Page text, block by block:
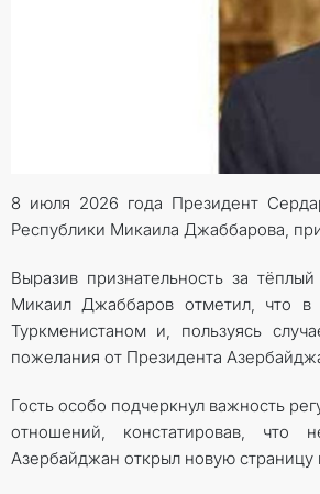
8 июля 2026 года Президент
Республики Микаила Джаббарова,
Выразив признательность за
Микаил Джаббаров отметил, что
Туркменистаном и, пользуясь
пожелания от Президента
Гость особо подчеркнул важность
отношений, констатировав, что
Азербайджан открыл новую страницу